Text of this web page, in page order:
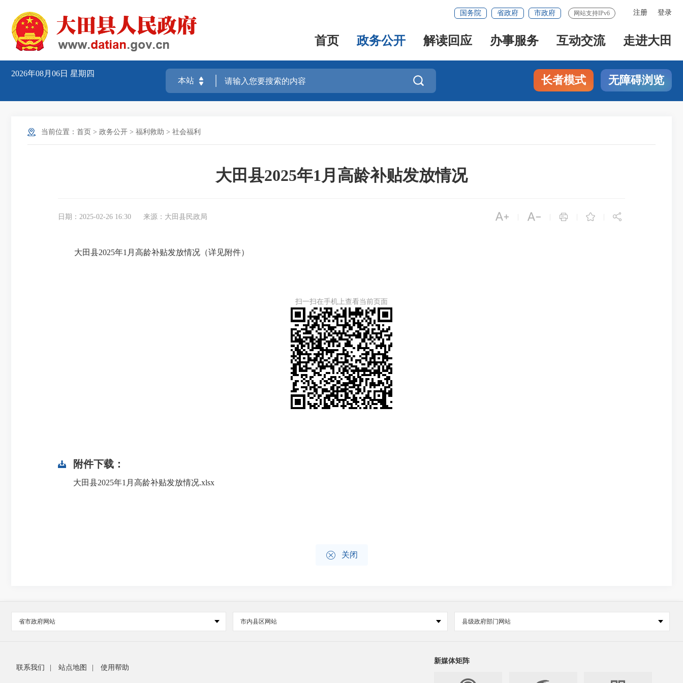
注册 登录
国务院 省政府 市政府 网站支持IPv6
首页 政务公开 解读回应 办事服务 互动交流 走进大田
2026年08月06日 星期四
 长者模式 无障碍浏览
当前位置： 首页 > 政务公开 > 福利救助 > 社会福利
大田县2025年1月高龄补贴发放情况
日期：2025-02-26 16:30 来源：大田县民政局     
大田县2025年1月高龄补贴发放情况（详见附件）
扫一扫在手机上查看当前页面
附件下载：
大田县2025年1月高龄补贴发放情况.xlsx
 关闭
省市政府网站 市内县区网站 县级政府部门网站
联系我们 站点地图 使用帮助
新媒体矩阵